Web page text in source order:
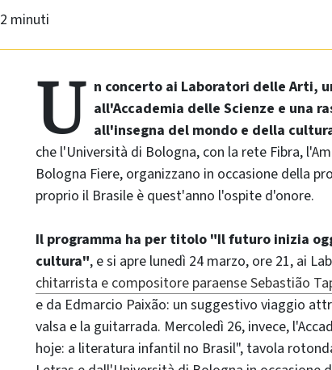
2 minuti
U n concerto ai Laboratori delle Arti,
all'Accademia delle Scienze e una
all'insegna del mondo e della
che l'Università di Bologna, con la rete Fibra,
Bologna Fiere, organizzano in occasione della
proprio il Brasile è quest'anno l'ospite d'onore.
Il programma ha per titolo "Il futuro inizia
cultura", e si apre lunedì 24 marzo, ore 21, ai
chitarrista e compositore paraense Sebastião
e da Edmarcio Paixão: un suggestivo viaggio
valsa e la guitarrada. Mercoledì 26, invece,
hoje: a literatura infantil no Brasil", tavola